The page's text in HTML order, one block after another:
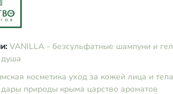
VANILLA - безсульфатные шампуни и
душа
косметика уход за кожей лица и тела
дары природы крыма царство ароматов